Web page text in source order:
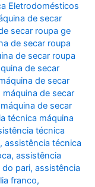
Eletrodomésticos
de secar
secar roupa ge
de secar roupa
de secar roupa
de secar
de secar
de secar
de secar
técnica máquina
técnica
,assistência técnica
,assistência
do pari,assistência
franco,